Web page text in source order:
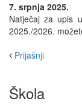
7. srpnja 2025.
Natječaj za upis
2025./2026.
Prijašnji
Škola